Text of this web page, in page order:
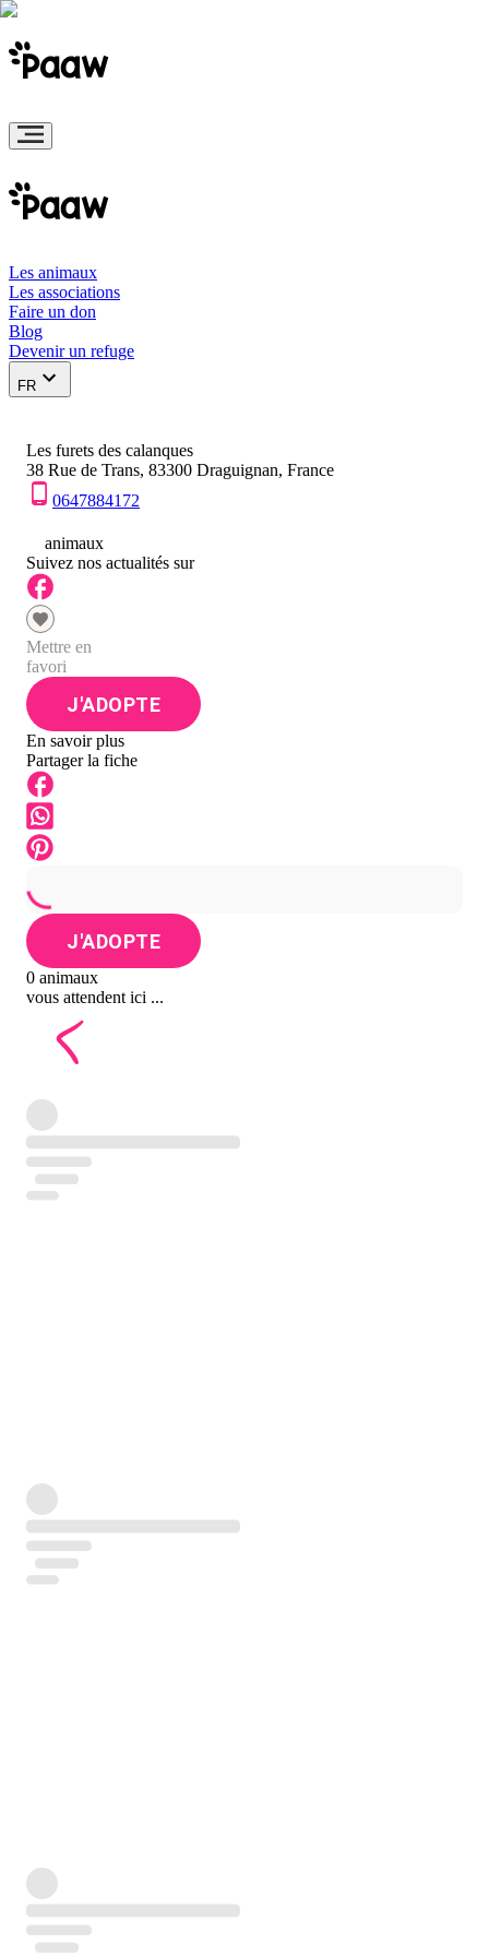
Les animaux
Les associations
Faire un don
Blog
Devenir un refuge
FR
Les furets des calanques
38 Rue de Trans, 83300 Draguignan, France
0647884172
animaux
Suivez nos actualités sur
Mettre en
favori
J'ADOPTE
En savoir plus
Partager la fiche
J'ADOPTE
0 animaux
vous attendent ici ...